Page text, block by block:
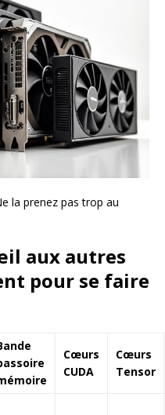
la prenez pas trop au
aux autres
pour se faire
Cœurs
CUDA
Cœurs
Tensor